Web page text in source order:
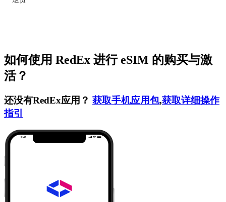
如何使用 RedEx 进行 eSIM 的购买与激
活？
还没有RedEx应用？ 获取手机应用包,获取详细操作
指引